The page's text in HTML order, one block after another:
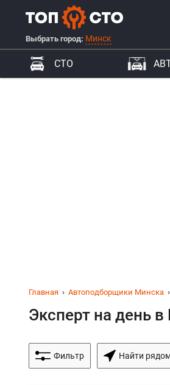
Выбрать город: Минск
СТО
Главная Автоподборщики Минска
Эксперт на день
Фильтр Найти